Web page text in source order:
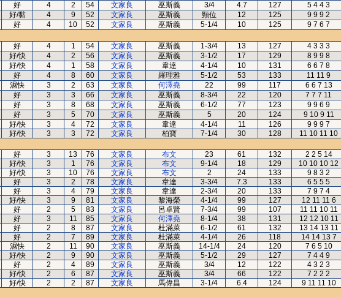
好 4 2 54 文家良 巫斯義 3/4 4.7 127 5 4 4 3
好/黏 4 9 52 文家良 巫斯義 頸位 12 125 9 9 9 2
好 4 10 52 文家良 巫斯義 5-1/4 10 125 9 7 6 7
好 4 1 54 文家良 巫斯義 1-3/4 13 127 4 3 3 3
好/快 4 2 56 文家良 巫斯義 3-1/2 17 129 8 9 9 8
好/快 4 1 58 文家良 韋達 4-1/4 10 131 6 6 7 8
好 4 8 60 文家良 羅理雅 5-1/2 53 133 11 11 9
濕快 3 2 63 文家良 何澤堯 22 99 117 6 6 7 13
好 3 3 66 文家良 巫斯義 8-3/4 22 120 7 7 7 11
好 3 8 68 文家良 巫斯義 6-1/2 77 123 9 9 6 9
好 3 5 70 文家良 巫斯義 5 20 124 9 10 9 11
好/快 3 4 72 文家良 韋達 4-1/4 11 126 9 9 9 7
好/快 3 3 72 文家良 柏寶 7-1/4 30 128 11 10 11 10
好 3 13 76 文家良 布文 23 61 132 2 2 5 14
好/快 3 1 76 文家良 布文 9-1/4 18 129 10 10 10 12
好/快 3 10 76 文家良 布文 2 24 133 9 8 3 2
好 3 2 78 文家良 韋達 3-3/4 7.3 133 6 5 5 5
好 3 4 79 文家良 韋達 2-3/4 20 133 7 9 7 4
好/快 3 9 81 文家良 黎海榮 4-1/4 99 127 12 11 11 6
好 2 5 83 文家良 呂卓賢 7-3/4 99 107 11 11 10 11
好 3 11 85 文家良 何澤堯 8-1/4 38 131 12 12 10 11
好 2 8 87 文家良 杜滿萊 6-1/2 61 132 13 14 13 11
好 2 7 89 文家良 杜滿萊 4-1/4 26 118 14 14 13 7
濕快 2 11 90 文家良 巫斯義 14-1/4 24 120 7 6 5 10
好/快 2 9 90 文家良 巫斯義 5-1/2 29 127 7 4 4 9
好 2 4 89 文家良 巫斯義 3/4 12 122 4 3 2 3
好/快 2 6 87 文家良 巫斯義 3/4 66 122 7 2 2 2
好/快 2 2 87 文家良 馬偉昌 3-1/4 6.4 124 9 11 11 10